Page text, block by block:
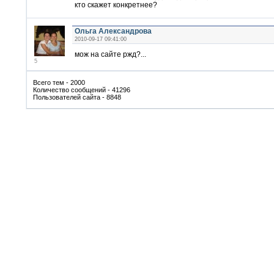
кто скажет конкретнее?
5
Ольга Александрова
2010-09-17 09:41:00
мож на сайте ржд?...
Всего тем - 2000
Количество сообщений - 41296
Пользователей сайта - 8848